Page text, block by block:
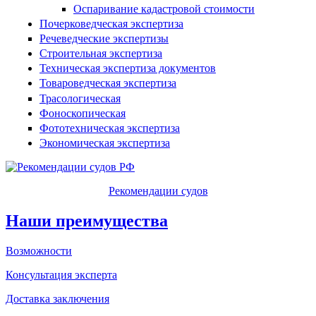
Оспаривание кадастровой стоимости
Почерковедческая экспертиза
Речеведческие экспертизы
Строительная экспертиза
Техническая экспертиза документов
Товароведческая экспертиза
Трасологическая
Фоноскопическая
Фототехническая экспертиза
Экономическая экспертиза
Рекомендации судов
Наши преимущества
Возможности
Консультация эксперта
Доставка заключения